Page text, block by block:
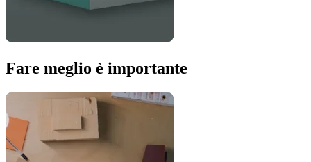
Fare meglio è importante